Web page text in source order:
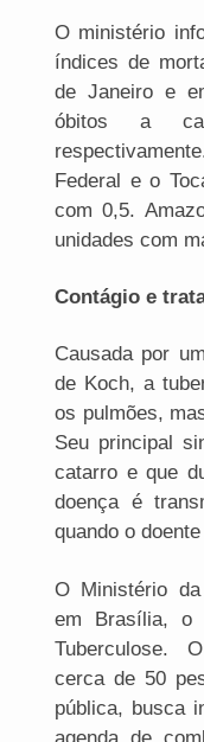
O ministério
índices de
de Janeiro e
óbitos a
Federal e o
com 0,5.
unidades com
Contágio e
Causada por
de Koch, a
os pulmões,
Seu principal
catarro e que
doença é
quando o
O Ministério
em Brasília, o
Tuberculose.
cerca de 50
pública, busca